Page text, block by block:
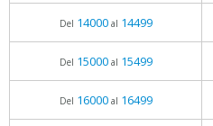
Del 14000al 14499
Del 15000al 15499
Del 16000al 16499